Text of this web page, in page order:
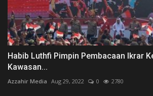
Habib Luthfi Pimpin Pembacaan Ikrar
Kawasan...
Azzahir Media Aug 29, 2022 0 2780